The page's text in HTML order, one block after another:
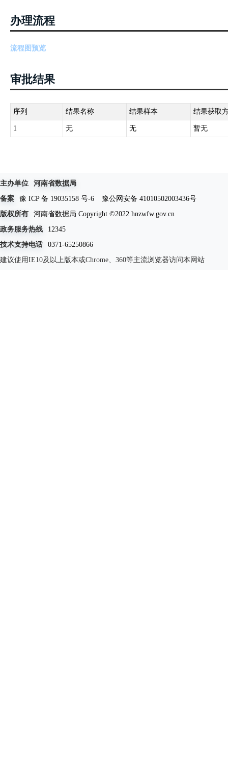
办理流程
流程图预览
审批结果
序列 结果名称 结果样本 结果获取
1 无 无 暂无
主办单位
河南省数据局
备案
豫 ICP 备 19035158 号-6
豫公网安备 41010502003436号
版权所有
河南省数据局 Copyright ©2022 hnzwfw.gov.cn
政务服务热线
12345
技术支持电话
0371-65250866
建议使用IE10及以上版本或Chrome、360等主流浏览器访问本网站